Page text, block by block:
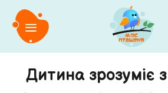
Дитина зрозуміє